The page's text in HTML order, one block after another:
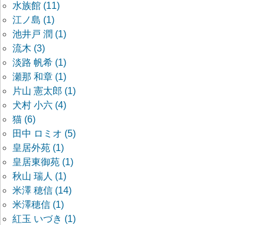
水族館 (11)
江ノ島 (1)
池井戸 潤 (1)
流木 (3)
淡路 帆希 (1)
瀬那 和章 (1)
片山 憲太郎 (1)
犬村 小六 (4)
猫 (6)
田中 ロミオ (5)
皇居外苑 (1)
皇居東御苑 (1)
秋山 瑞人 (1)
米澤 穂信 (14)
米澤穂信 (1)
紅玉 いづき (1)